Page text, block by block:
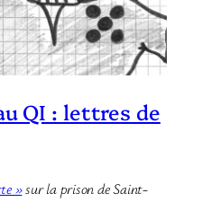
QI : lettres de
»sur la prison de Saint-